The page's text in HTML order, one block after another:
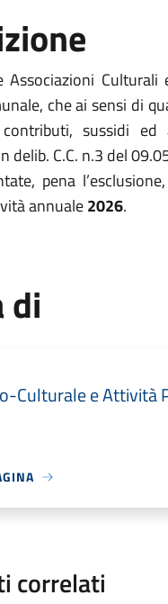
Associazioni
che ai sensi di
sussidi
delib. C.C. n.3 del
pena l’esclusione,
annuale2026.
di
Culturale e Attività
correlati